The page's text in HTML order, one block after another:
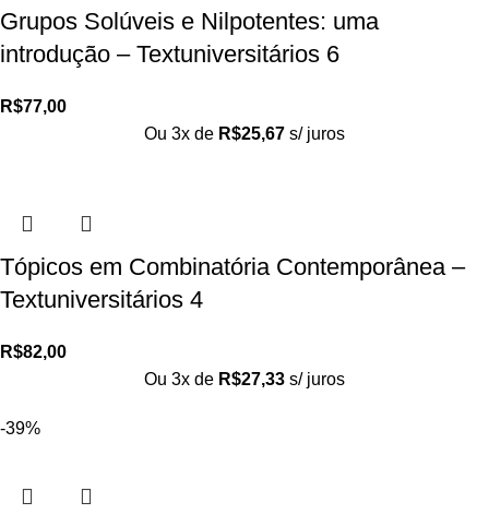
Grupos Solúveis e Nilpotentes: uma
introdução – Textuniversitários 6
R$77,00
Ou 3x de R$25,67 s/ juros
Tópicos em Combinatória Contemporânea –
Textuniversitários 4
R$82,00
Ou 3x de R$27,33 s/ juros
-39%